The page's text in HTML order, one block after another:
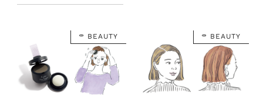
女性の悩みにお答え！
BEAUTY BEAUTY